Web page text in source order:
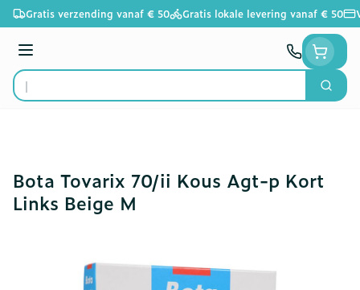
Ga naar de inhoud
Gratis verzending vanaf € 50 Gratis lokale levering vanaf € 50
Menu
Product, merk, categorie...
Zoek
Bota Tovarix 70/ii Kous Agt-p Kort
Links Beige M